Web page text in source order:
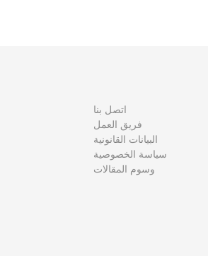
اتصل بنا
فريق العمل
البيانات القانونية
سياسة الخصوصية
وسوم المقالات